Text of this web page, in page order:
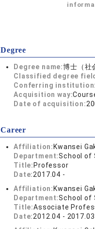
Degree
Degree name:博士（社
Classified degree
Conferring institution:
Acquisition way:
Date of acquisition:
Career
Affiliation: Kwansei
Department:School of
Title: Professor
Date:2017.04 -
Affiliation: Kwansei
Department:School of
Title:Associate
Date:2012.04 - 2017.03